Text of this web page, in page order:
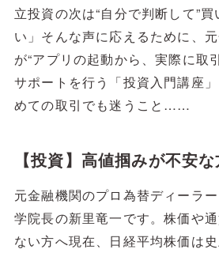
立投資の次は“自分で判断して”
い」そんな声に応えるために、
が“アプリの起動から、実際に取
サポートを行う「投資入門講座
めての取引でも迷うこと……
【投資】高値掴みが不安
元金融機関のプロ為替ディーラ
学院長の新里竜一です。株価や
ない方へ現在、日経平均株価は